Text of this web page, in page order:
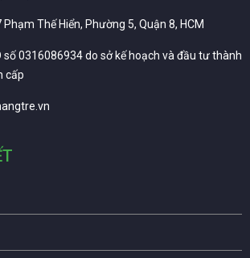
Thế Hiển, Phường 5, Quận 8, HCM
số 0316086934 do sở kế hoạch và đầu tư thành
cấp